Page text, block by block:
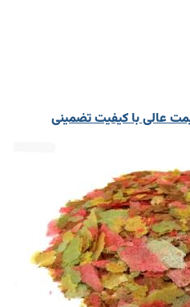
عالی با کیفیت تضمینی